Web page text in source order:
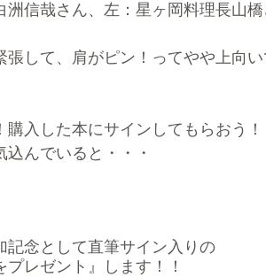
洲信哉さん、左：星ヶ岡料理長山
張して、肩がピン！ってやや上向
購入した本にサインしてもらおう
込んでいると・・・
記念として直筆サイン入りの
プレゼント』します！！